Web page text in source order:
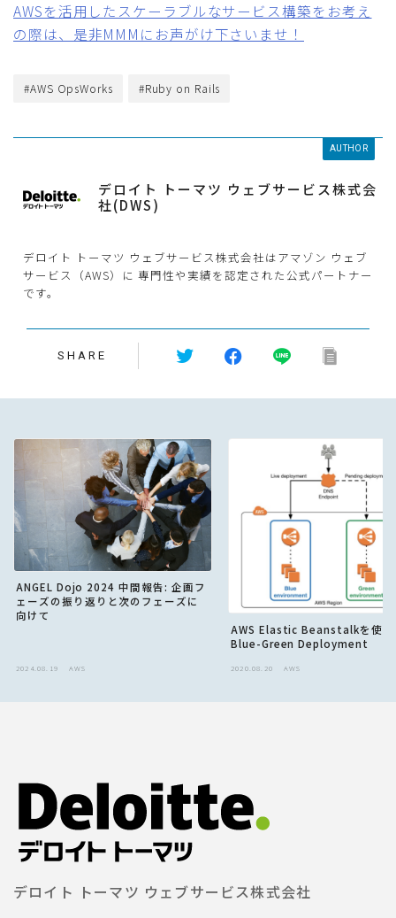
AWSを活用したスケーラブルなサービス構築をお考え
の際は、是非MMMにお声がけ下さいませ！
#AWS OpsWorks #Ruby on Rails
AUTHOR
デロイト トーマツ ウェブサービス株式会
社(DWS)
デロイト トーマツ ウェブサービス株式会社はアマゾン ウェブ
サービス（AWS）に 専門性や実績を認定された公式パートナー
です。
SHARE
ANGEL Dojo 2024 中間報告: 企画フ
ェーズの振り返りと次のフェーズに
向けて
2024.08.19 AWS
AWS Elastic Beanstalkを使っ
Blue-Green Deployment
2020.08.20 AWS
デロイト トーマツ ウェブサービス株式会社